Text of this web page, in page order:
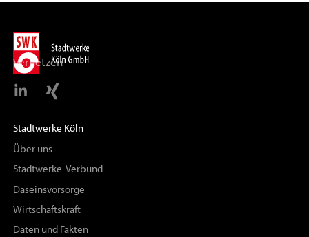
Vernetzen
Stadtwerke Köln
Über uns
Stadtwerke-Verbund
Daseinsvorsorge
Wirtschaftskraft
Daten und Fakten